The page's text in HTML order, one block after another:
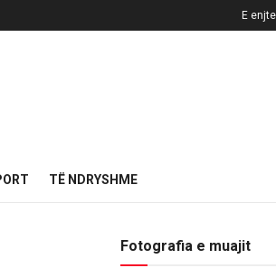
E
TË NDRYSHME
Fotografia e muajit